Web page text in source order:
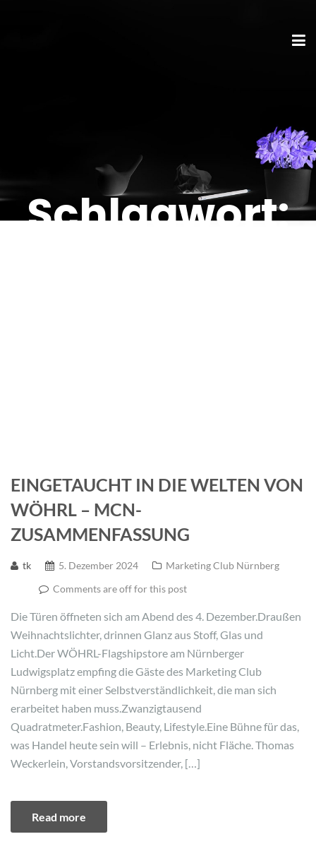
Schlagwort:
EINGETAUCHT IN DIE WELTEN VON
WÖHRL – MCN-
ZUSAMMENFASSUNG
tk 5. Dezember 2024
Marketing Club Nürnberg
Comments are off for this post
Die Türen öffneten sich am Abend des 4. Dezember.Draußen
Weihnachtslichter, drinnen Glanz aus Stoff, Glas und
Licht.Der WÖHRL-Flagshipstore am Nürnberger
Ludwigsplatz empfing die Gäste des Marketing Club
Nürnberg mit einer Selbstverständlichkeit, die man sich
erarbeitet haben muss.Zwanzigtausend
Quadratmeter.Fashion, Beauty, Lifestyle.Eine Bühne für das,
was Handel heute sein will – Erlebnis, nicht Fläche. Thomas
Weckerlein, Vorstandsvorsitzender, […]
Read more